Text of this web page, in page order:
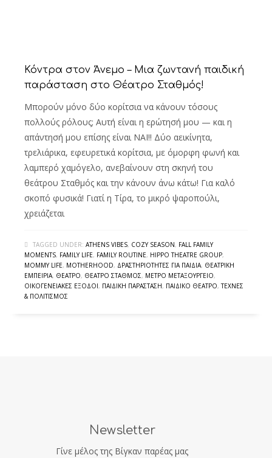
Κόντρα στον Άνεμο – Μια ζωντανή παιδική
παράσταση στο Θέατρο Σταθμός!
Μπορούν μόνο δύο κορίτσια να κάνουν τόσους
πολλούς ρόλους; Αυτή είναι η ερώτησή μου — και η
απάντησή μου επίσης είναι ΝΑΙ!! Δύο αεικίνητα,
τρελιάρικα, εφευρετικά κορίτσια, με όμορφη φωνή και
λαμπερό χαμόγελο, ανεβαίνουν στη σκηνή του
θεάτρου Σταθμός και την κάνουν άνω κάτω! Για καλό
σκοπό φυσικά! Γιατί η Τίρα, το μικρό ψαροπούλι,
χρειάζεται
TAGGED UNDER: ATHENS VIBES, COZY SEASON, FALL FAMILY
MOMENTS, FAMILY LIFE, FAMILY ROUTINE, HIPPO THEATRE GROUP,
MOMMY LIFE, MOTHERHOOD, ΔΡΑΣΤΗΡΙΌΤΗΤΕΣ ΓΙΑ ΠΑΙΔΙΆ, ΘΕΑΤΡΙΚΉ
ΕΜΠΕΙΡΊΑ, ΘΈΑΤΡΟ, ΘΈΑΤΡΟ ΣΤΑΘΜΌΣ, ΜΕΤΡΌ ΜΕΤΑΞΟΥΡΓΕΊΟ,
ΟΙΚΟΓΕΝΕΙΑΚΈΣ ΈΞΟΔΟΙ, ΠΑΙΔΙΚΉ ΠΑΡΆΣΤΑΣΗ, ΠΑΙΔΙΚΌ ΘΈΑΤΡΟ,ΤΈΧΝΕΣ
& ΠΟΛΙΤΙΣΜΌΣ
Newsletter
Γίνε μέλος της Βίγκαν παρέας μας